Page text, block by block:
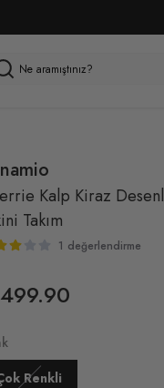
Kalp Kiraz
Takım
1 değerlendirme
Renkli